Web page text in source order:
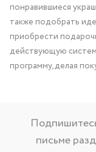
понравившиеся
также подобрать
приобрести
действующую
программу, делая
письме